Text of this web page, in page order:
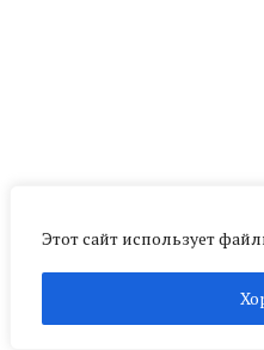
Этот сайт использует